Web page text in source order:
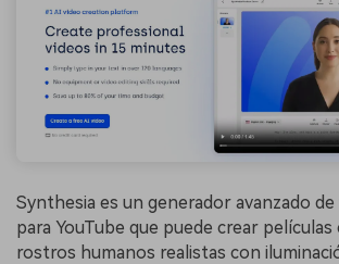
Synthesia es un generador avanzado de
para YouTube que puede crear películas
rostros humanos realistas con